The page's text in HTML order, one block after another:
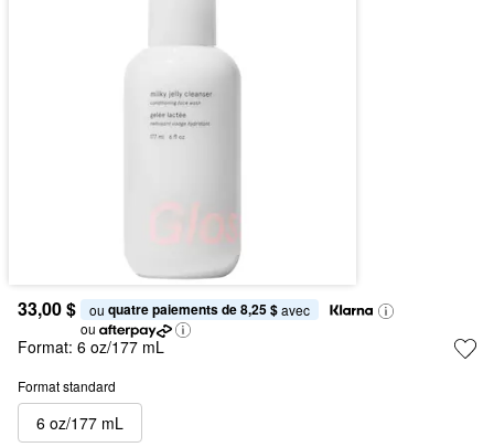
33,00 $ ou quatre paiements de 8,25 $ avec
ou
Format: 6 oz/177 mL
Format standard
6 oz/177 mL